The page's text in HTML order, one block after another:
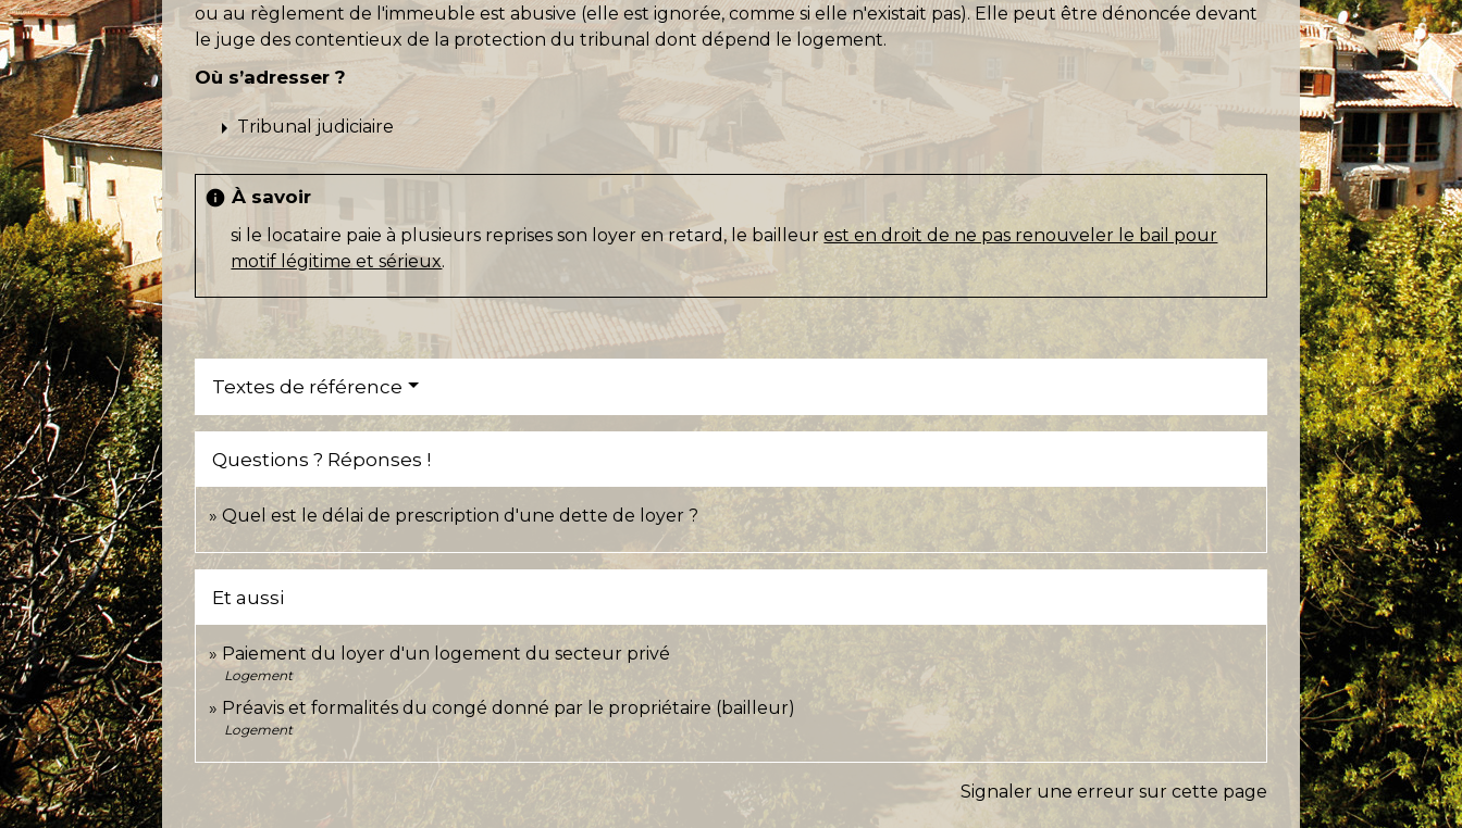
ou au règlement de l'immeuble est abusive (elle est ignorée, comme si elle n'existait pas). Elle peut être dénoncée devant
le juge des contentieux de la protection du tribunal dont dépend le logement.
Où s’adresser ?
arrow_right Tribunal judiciaire
info À savoir
si le locataire paie à plusieurs reprises son loyer en retard, le bailleurest en droit de ne pas renouveler le bail pour
motif légitime et sérieux.
Textes de référence
Questions ? Réponses !
Quel est le délai de prescription d'une dette de loyer ?
Et aussi
Paiement du loyer d'un logement du secteur privé
Logement
Préavis et formalités du congé donné par le propriétaire (bailleur)
Logement
Signaler une erreur sur cette page